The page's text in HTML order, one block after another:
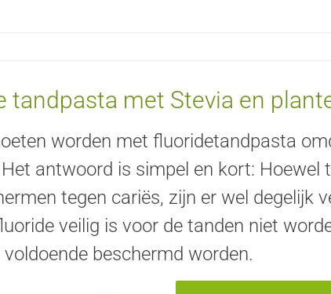
tandpasta met Stevia en
worden met fluoridetandpasta
antwoord is simpel en kort:
tegen cariës, zijn er wel degelijk
veilig is voor de tanden niet
beschermd worden.